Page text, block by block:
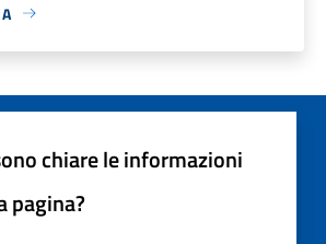
chiare le informazioni
pagina?